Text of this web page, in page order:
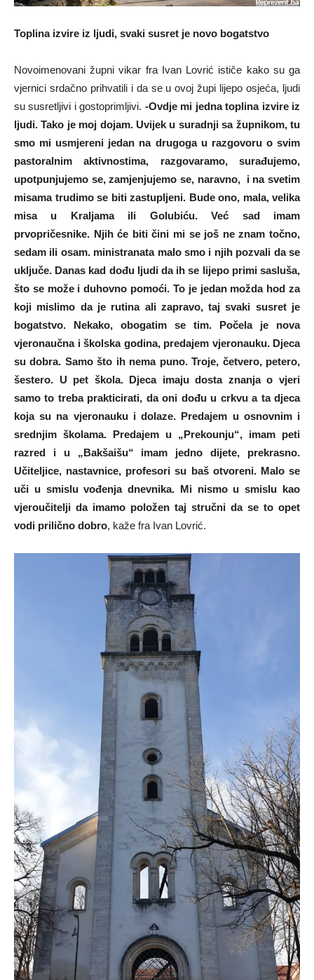
Toplina izvire iz ljudi, svaki susret je novo bogatstvo
Novoimenovani župni vikar fra Ivan Lovrić ističe kako su ga
vjernici srdačno prihvatili i da se u ovoj župi lijepo osjeća, ljudi
su susretljivi i gostoprimljivi. -Ovdje mi jedna toplina izvire iz
ljudi. Tako je moj dojam. Uvijek u suradnji sa župnikom, tu
smo mi usmjereni jedan na drugoga u razgovoru o svim
pastoralnim aktivnostima, razgovaramo, surađujemo,
upotpunjujemo se, zamjenjujemo se, naravno, i na svetim
misama trudimo se biti zastupljeni. Bude ono, mala, velika
misa u Kraljama ili Golubiću. Već sad imam
prvopričesnike. Njih će biti čini mi se još ne znam točno,
sedam ili osam. ministranata malo smo i njih pozvali da se
uključe. Danas kad dođu ljudi da ih se lijepo primi sasluša,
što se može i duhovno pomoći. To je jedan možda hod za
koji mislimo da je rutina ali zapravo, taj svaki susret je
bogatstvo. Nekako, obogatim se tim. Počela je nova
vjeronaučna i školska godina, predajem vjeronauku. Djeca
su dobra. Samo što ih nema puno. Troje, četvero, petero,
šestero. U pet škola. Djeca imaju dosta znanja o vjeri
samo to treba prakticirati, da oni dođu u crkvu a ta djeca
koja su na vjeronauku i dolaze. Predajem u osnovnim i
srednjim školama. Predajem u „Prekounju“, imam peti
razred i u „Bakšaišu“ imam jedno dijete, prekrasno.
Učiteljice, nastavnice, profesori su baš otvoreni. Malo se
uči u smislu vođenja dnevnika. Mi nismo u smislu kao
vjeroučitelji da imamo položen taj stručni da se to opet
vodi prilično dobro, kaže fra Ivan Lovrić.